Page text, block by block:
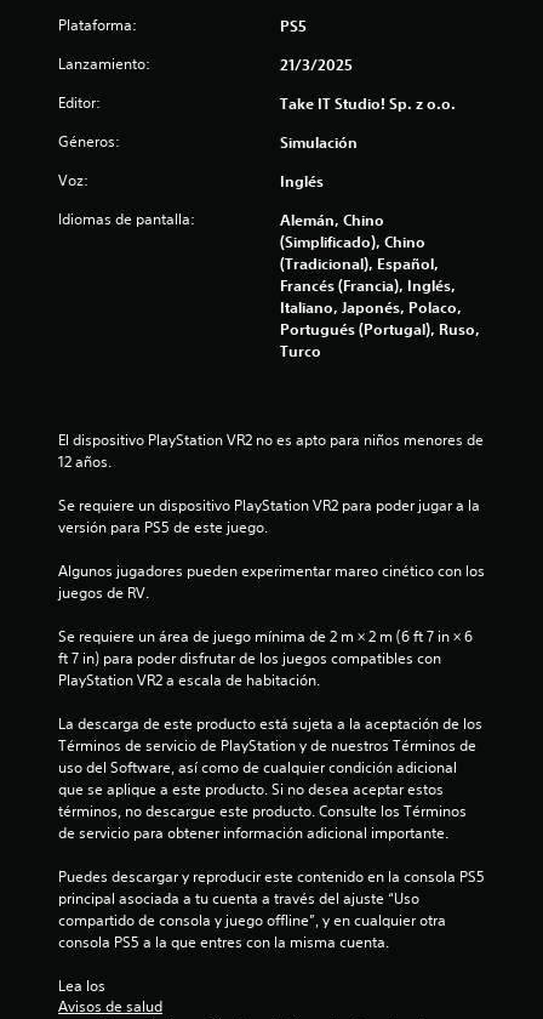
e
Plataforma: PS5
Lanzamiento: 21/3/2025
Editor: Take IT Studio! Sp. z o.o.
Géneros: Simulación
Voz: Inglés
Idiomas de pantalla:
Alemán, Chino
(Simplificado), Chino
(Tradicional), Español,
Francés (Francia), Inglés,
Italiano, Japonés, Polaco,
Portugués (Portugal), Ruso,
Turco
El dispositivo PlayStation VR2 no es apto para niños menores de
12 años.
Se requiere un dispositivo PlayStation VR2 para poder jugar a la
versión para PS5 de este juego.
Algunos jugadores pueden experimentar mareo cinético con los
juegos de RV.
Se requiere un área de juego mínima de 2 m × 2 m (6 ft 7 in × 6
ft 7 in) para poder disfrutar de los juegos compatibles con
PlayStation VR2 a escala de habitación.
La descarga de este producto está sujeta a la aceptación de los
Términos de servicio de PlayStation y de nuestros Términos de
uso del Software, así como de cualquier condición adicional
que se aplique a este producto. Si no desea aceptar estos
términos, no descargue este producto. Consulte los Términos
de servicio para obtener información adicional importante.
Puedes descargar y reproducir este contenido en la consola PS5
principal asociada a tu cuenta a través del ajuste “Uso
compartido de consola y juego offline”, y en cualquier otra
consola PS5 a la que entres con la misma cuenta.
Lea los
Avisos de salud